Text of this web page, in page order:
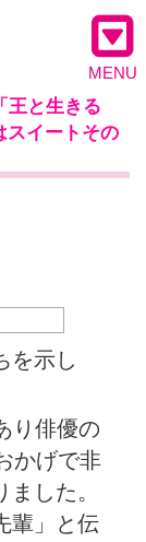
MENU
王と生きる
スイートその
を示し
り俳優の
かげで非
した。
輩」と伝